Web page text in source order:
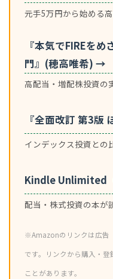
元手5万円から始める
『本気でFIREを
門』(穂高唯希) →
高配当・増配株投資の
『全面改訂 第3
インデックス投資との
Kindle Unlimited
配当・株式投資の本が
※Amazonのリンクは広告
です。リンクから購入・
ことがあります。